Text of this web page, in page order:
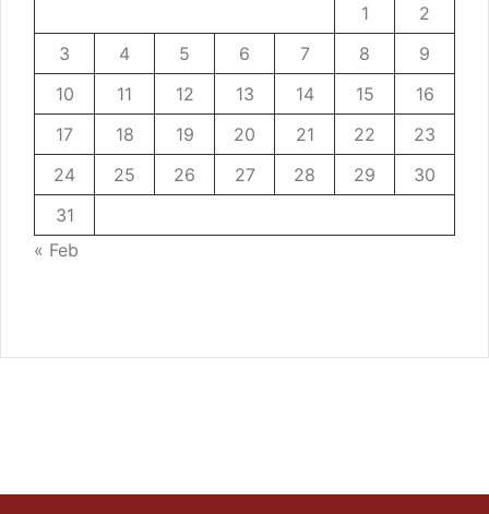
1
2
3
4 5 6 7 8
9
10
11 12 13 14 15
16
17
18 19 20 21 22
23
24
25 26 27 28 29
30
31
« Feb